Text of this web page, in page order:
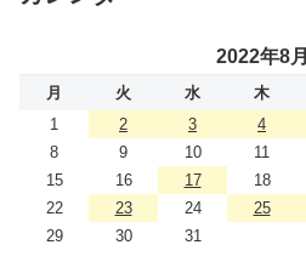
2022年8月
月 火 水 木
1
2 3 4
8
9 10 11
15
16 17 18
22
23 24 25
29
30 31